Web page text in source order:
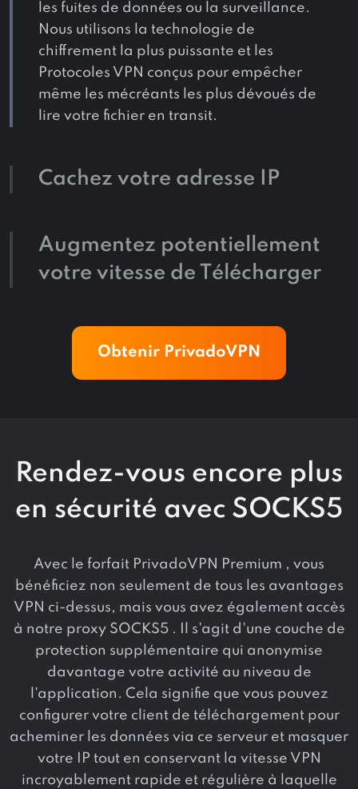
les fuites de données ou la surveillance.
Nous utilisons la technologie de
chiffrement la plus puissante et les
Protocoles VPN conçus pour empêcher
même les mécréants les plus dévoués de
lire votre fichier en transit.
Cachez votre adresse IP
Augmentez potentiellement
votre vitesse de Télécharger
Obtenir PrivadoVPN
Rendez-vous encore plus
en sécurité avec SOCKS5
Avec le forfait PrivadoVPN Premium , vous
bénéficiez non seulement de tous les avantages
VPN ci-dessus, mais vous avez également accès
à notre proxy SOCKS5 . Il s'agit d'une couche de
protection supplémentaire qui anonymise
davantage votre activité au niveau de
l'application. Cela signifie que vous pouvez
configurer votre client de téléchargement pour
acheminer les données via ce serveur et masquer
votre IP tout en conservant la vitesse VPN
incroyablement rapide et régulière à laquelle